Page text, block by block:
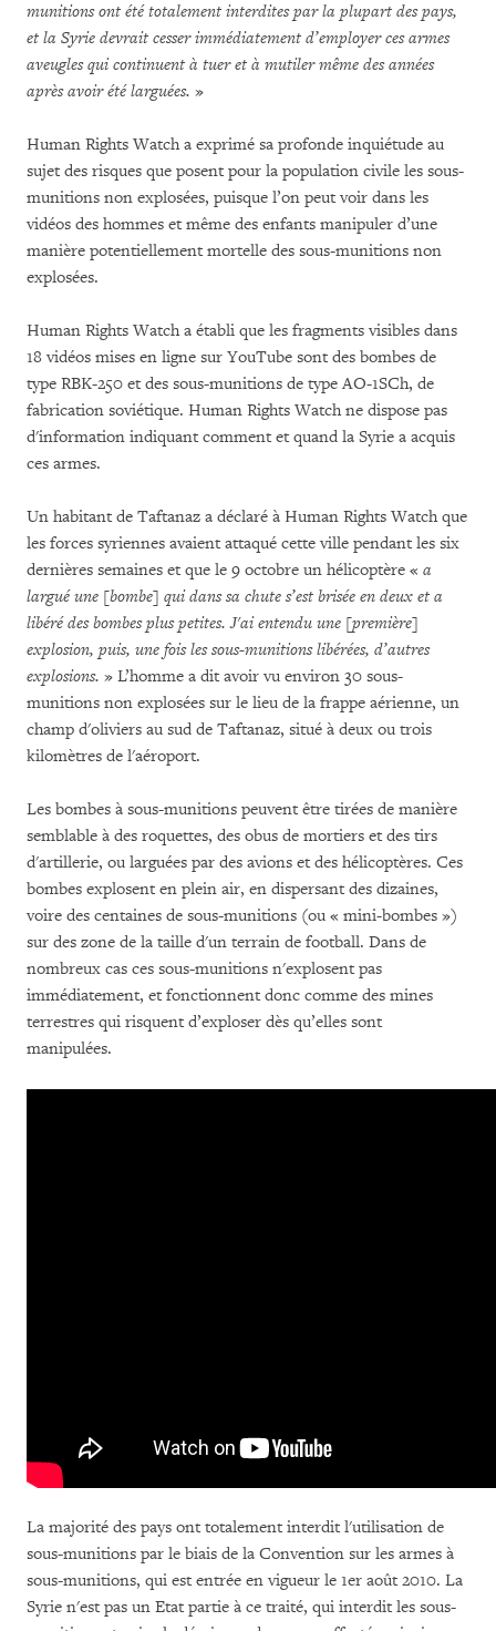
munitions ont été totalement interdites par la plupart des pays,
et la Syrie devrait cesser immédiatement d’employer ces armes
aveugles qui continuent à tuer et à mutiler même des années
après avoir été larguées. »
Human Rights Watch a exprimé sa profonde inquiétude au
sujet des risques que posent pour la population civile les sous-
munitions non explosées, puisque l’on peut voir dans les
vidéos des hommes et même des enfants manipuler d’une
manière potentiellement mortelle des sous-munitions non
explosées.
Human Rights Watch a établi que les fragments visibles dans
18 vidéos mises en ligne sur YouTube sont des bombes de
type RBK-250 et des sous-munitions de type AO-1SCh, de
fabrication soviétique. Human Rights Watch ne dispose pas
d'information indiquant comment et quand la Syrie a acquis
ces armes.
Un habitant de Taftanaz a déclaré à Human Rights Watch que
les forces syriennes avaient attaqué cette ville pendant les six
dernières semaines et que le 9 octobre un hélicoptère « a
largué une [bombe] qui dans sa chute s’est brisée en deux et a
libéré des bombes plus petites.J'ai entendu une [première]
explosion, puis, une fois les sous-munitions libérées, d’autres
explosions. » L’homme a dit avoir vu environ 30 sous-
munitions non explosées sur le lieu de la frappe aérienne, un
champ d'oliviers au sud de Taftanaz, situé à deux ou trois
kilomètres de l'aéroport.
Les bombes à sous-munitions peuvent être tirées de manière
semblable à des roquettes, des obus de mortiers et des tirs
d'artillerie, ou larguées par des avions et des hélicoptères. Ces
bombes explosent en plein air, en dispersant des dizaines,
voire des centaines de sous-munitions (ou « mini-bombes »)
sur des zone de la taille d'un terrain de football. Dans de
nombreux cas ces sous-munitions n'explosent pas
immédiatement, et fonctionnent donc comme des mines
terrestres qui risquent d’exploser dès qu’elles sont
manipulées.
La majorité des pays ont totalement interdit l'utilisation de
sous-munitions par le biais de la Convention sur les armes à
sous-munitions, qui est entrée en vigueur le 1er août 2010. La
Syrie n'est pas un Etat partie à ce traité, qui interdit les sous-